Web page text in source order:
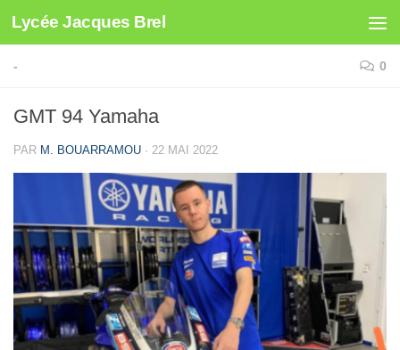
Skip to content
Lycée Jacques Brel
- 0
GMT 94 Yamaha
PAR M. BOUARRAMOU · 22 MAI 2022